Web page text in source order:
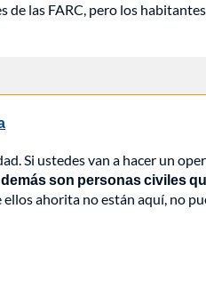
las FARC, pero los
Si ustedes van a hacer un
son personas civiles
ellos ahorita no están aquí, no